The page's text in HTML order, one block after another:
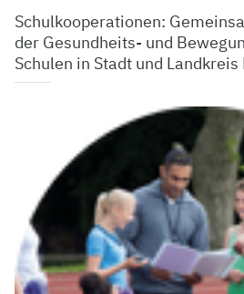
Schulkooperationen:
der Gesundheits- und
Schulen in Stadt und